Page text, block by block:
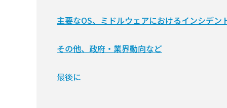
主要なOS、ミドルウェアにおけるインシデン
その他、政府・業界動向など
最後に